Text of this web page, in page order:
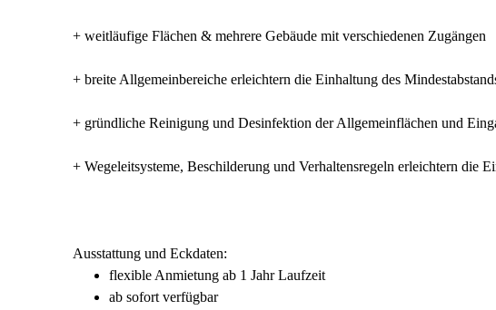
+ weitläufige Flächen & mehrere Gebäude mit verschiedenen Zugängen
+ breite Allgemeinbereiche erleichtern die Einhaltung des
+ gründliche Reinigung und Desinfektion der Allgemeinflächen und
+ Wegeleitsysteme, Beschilderung und Verhaltensregeln erleichtern die
Ausstattung und Eckdaten:
flexible Anmietung ab 1 Jahr Laufzeit
ab sofort verfügbar